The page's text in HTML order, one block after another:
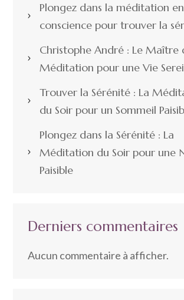
Plongez dans la méditation
conscience pour trouver la
Christophe André : Le Maître
Méditation pour une Vie
Trouver la Sérénité : La
du Soir pour un Sommeil
Plongez dans la Sérénité : La
Méditation du Soir pour une
Paisible
Derniers commentaires
Aucun commentaire à afficher.